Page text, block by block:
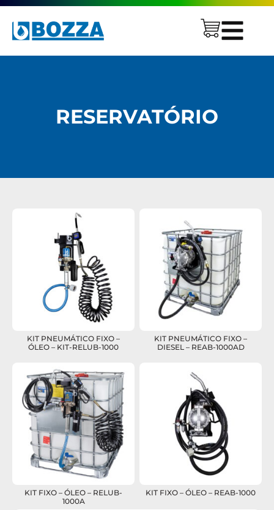
RESERVATÓRIO
KIT PNEUMÁTICO FIXO –
ÓLEO – KIT-RELUB-1000
KIT PNEUMÁTICO FIXO –
DIESEL – REAB-1000AD
KIT FIXO – ÓLEO – RELUB-
1000A
KIT FIXO – ÓLEO – REAB-1000